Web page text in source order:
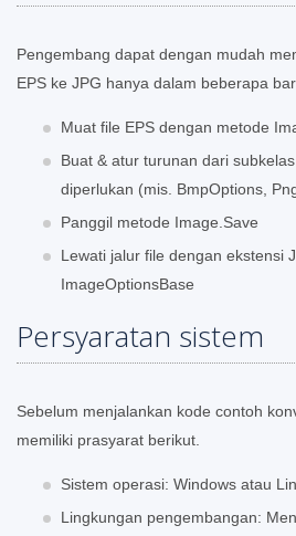
Pengembang dapat dengan mudah
EPS ke JPG hanya dalam beberapa
Muat file EPS dengan metode
Buat & atur turunan dari
diperlukan (mis. BmpOptions,
Panggil metode Image.Save
Lewati jalur file dengan ekstensi
ImageOptionsBase
Persyaratan sistem
Sebelum menjalankan kode contoh
memiliki prasyarat berikut.
Sistem operasi: Windows atau
Lingkungan pengembangan: